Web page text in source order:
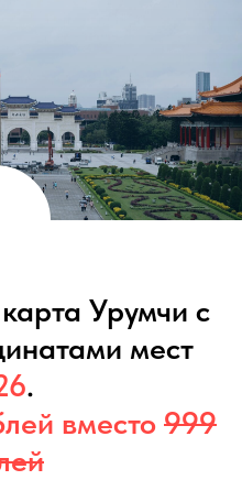
Урумчи с
мест
.
вместо 999